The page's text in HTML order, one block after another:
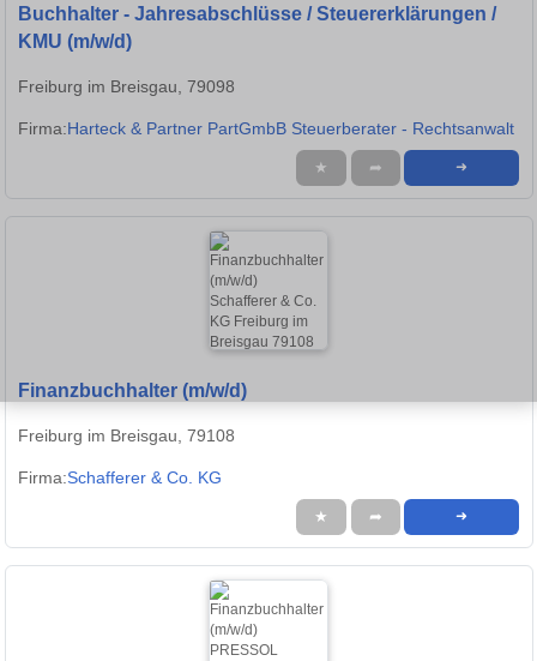
Buchhalter - Jahresabschlüsse / Steuererklärungen /
KMU (m/w/d)
Freiburg im Breisgau, 79098
Firma:Harteck & Partner PartGmbB Steuerberater - Rechtsanwalt
★ ➦ ➜
Finanzbuchhalter (m/w/d)
Freiburg im Breisgau, 79108
Firma:Schafferer & Co. KG
★ ➦ ➜